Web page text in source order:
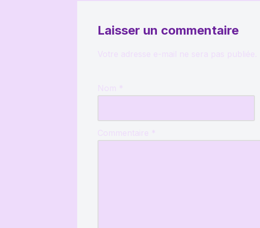
Laisser un commentaire
Votre adresse e-mail ne sera pas publiée.
Nom *
Commentaire *